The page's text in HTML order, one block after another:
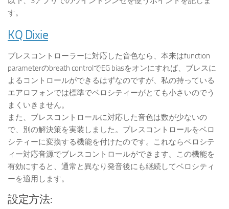
す。
KQ Dixie
ブレスコントローラーに対応した音色なら、本来はfunction
parameterのbreath controlでEG biasをオンにすれば、ブレスに
よるコントロールができるはずなのですが、私の持っている
エアロフォンでは標準でベロシティーがとても小さいのでう
まくいきません。
また、ブレスコントロールに対応した音色は数が少ないの
で、別の解決策を実装しました。ブレスコントロールをベロ
シティーに変換する機能を付けたのです。これならベロシテ
ィー対応音源でブレスコントロールができます。この機能を
有効にすると、通常と異なり発音後にも継続してベロシティ
ーを適用します。
設定方法: